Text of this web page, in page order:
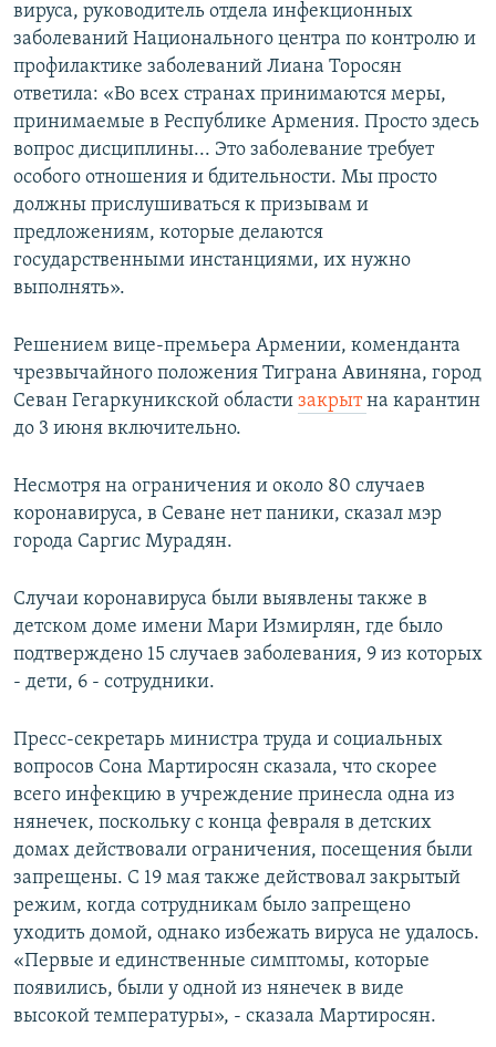
вируса, руководитель отдела инфекционных
заболеваний Национального центра по контролю и
профилактике заболеваний Лиана Торосян
ответила: «Во всех странах принимаются меры,
принимаемые в Республике Армения. Просто здесь
вопрос дисциплины... Это заболевание требует
особого отношения и бдительности. Мы просто
должны прислушиваться к призывам и
предложениям, которые делаются
государственными инстанциями, их нужно
выполнять».
Решением вице-премьера Армении, коменданта
чрезвычайного положения Тиграна Авиняна, город
Севан Гегаркуникской области закрытна карантин
до 3 июня включительно.
Несмотря на ограничения и около 80 случаев
коронавируса, в Севане нет паники, сказал мэр
города Саргис Мурадян.
Случаи коронавируса были выявлены также в
детском доме имени Мари Измирлян, где было
подтверждено 15 случаев заболевания, 9 из которых
- дети, 6 - сотрудники.
Пресс-секретарь министра труда и социальных
вопросов Сона Мартиросян сказала, что скорее
всего инфекцию в учреждение принесла одна из
нянечек, поскольку с конца февраля в детских
домах действовали ограничения, посещения были
запрещены. С 19 мая также действовал закрытый
режим, когда сотрудникам было запрещено
уходить домой, однако избежать вируса не удалось.
«Первые и единственные симптомы, которые
появились, были у одной из нянечек в виде
высокой температуры», - сказала Мартиросян.